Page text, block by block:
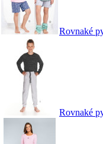
Rovnaké
Rovnaké